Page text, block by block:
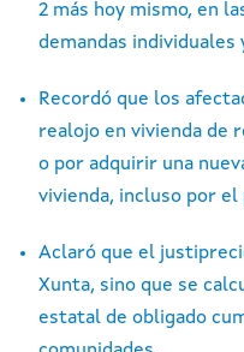
2 más hoy mismo, en
demandas
Recordó que los
realojo en vivienda de
o por adquirir una
vivienda, incluso por el
Aclaró que el
Xunta, sino que se
estatal de obligado